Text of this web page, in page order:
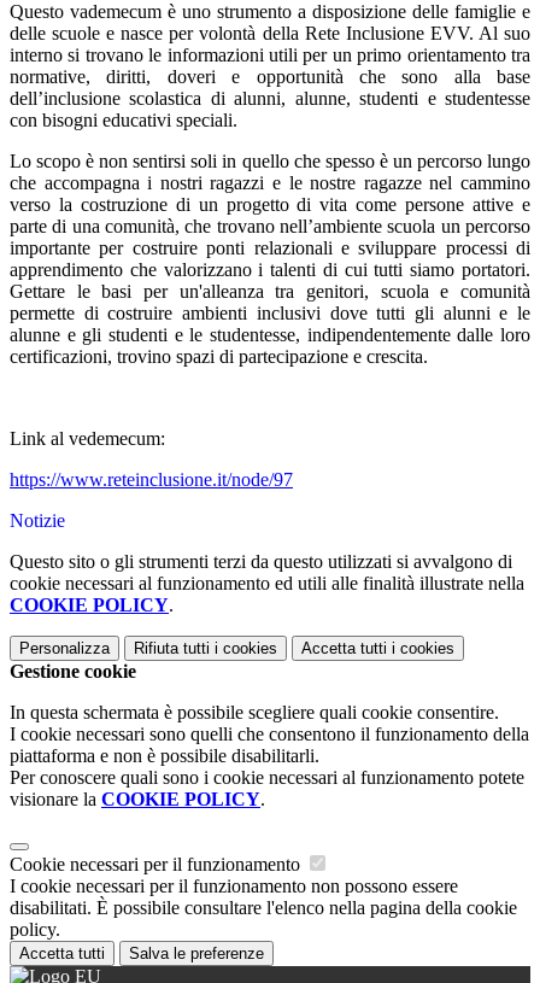
Questo vademecum è uno strumento a disposizione delle famiglie e
delle scuole e nasce per volontà della Rete Inclusione EVV. Al suo
interno si trovano le informazioni utili per un primo orientamento tra
normative, diritti, doveri e opportunità che sono alla base
dell’inclusione scolastica di alunni, alunne, studenti e studentesse
con bisogni educativi speciali.
Lo scopo è non sentirsi soli in quello che spesso è un percorso lungo
che accompagna i nostri ragazzi e le nostre ragazze nel cammino
verso la costruzione di un progetto di vita come persone attive e
parte di una comunità, che trovano nell’ambiente scuola un percorso
importante per costruire ponti relazionali e sviluppare processi di
apprendimento che valorizzano i talenti di cui tutti siamo portatori.
Gettare le basi per un'alleanza tra genitori, scuola e comunità
permette di costruire ambienti inclusivi dove tutti gli alunni e le
alunne e gli studenti e le studentesse, indipendentemente dalle loro
certificazioni, trovino spazi di partecipazione e crescita.
Link al vedemecum:
https://www.reteinclusione.it/node/97
Notizie
Questo sito o gli strumenti terzi da questo utilizzati si avvalgono di
cookie necessari al funzionamento ed utili alle finalità illustrate nella
COOKIE POLICY.
Personalizza Rifiuta tutti i cookies Accetta tutti i cookies
Gestione cookie
In questa schermata è possibile scegliere quali cookie consentire.
I cookie necessari sono quelli che consentono il funzionamento della
piattaforma e non è possibile disabilitarli.
Per conoscere quali sono i cookie necessari al funzionamento potete
visionare la COOKIE POLICY.
Cookie necessari per il funzionamento
I cookie necessari per il funzionamento non possono essere
disabilitati. È possibile consultare l'elenco nella pagina della cookie
policy.
Accetta tutti Salva le preferenze